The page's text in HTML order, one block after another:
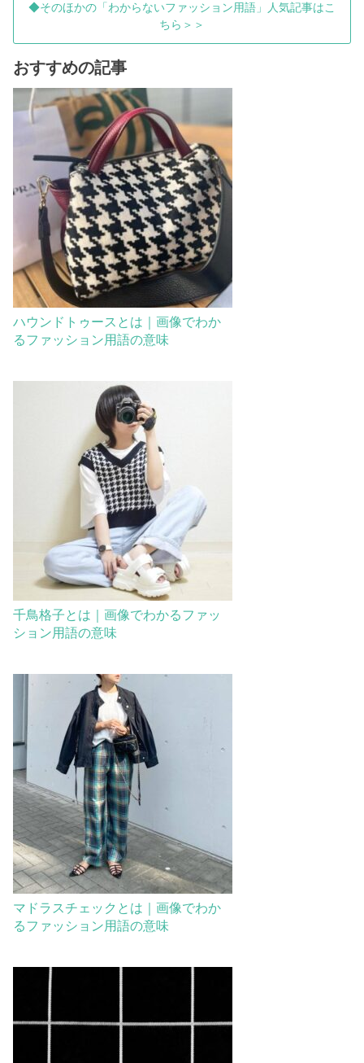
◆そのほかの「わからないファッション用語」人気記事はこ
ちら＞＞
おすすめの記事
ハウンドトゥースとは｜画像でわか
るファッション用語の意味
千鳥格子とは｜画像でわかるファッ
ション用語の意味
マドラスチェックとは｜画像でわか
るファッション用語の意味